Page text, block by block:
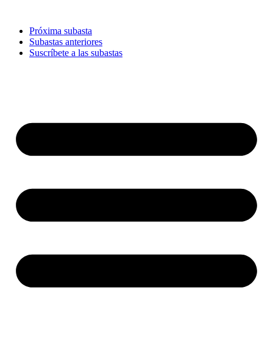
contenidoPróxima subasta
Subastas anteriores
Suscríbete a las subastas